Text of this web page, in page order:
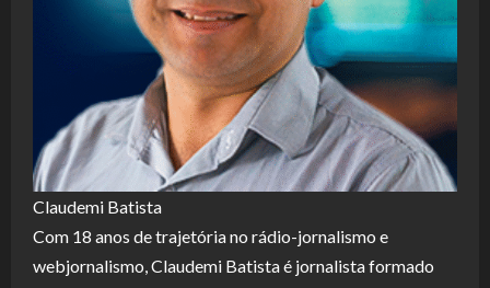
Claudemi Batista
Com 18 anos de trajetória no rádio-jornalismo e
webjornalismo, Claudemi Batista é jornalista formado